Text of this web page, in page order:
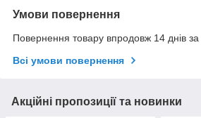
Умови повернення
Повернення товару впродовж 14 днів
Всі умови повернення
Акційні пропозиції та новинки